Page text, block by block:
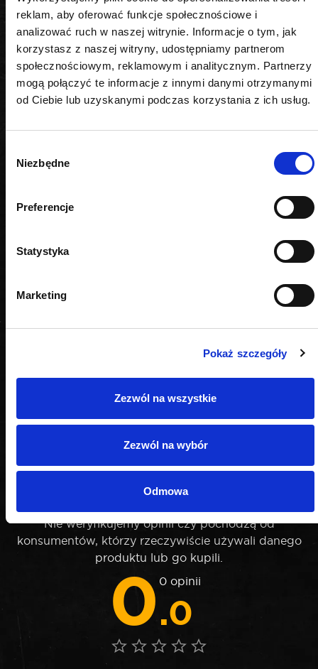
reklam, aby oferować funkcje społecznościowe i
analizować ruch w naszej witrynie. Informacje o tym, jak
korzystasz z naszej witryny, udostępniamy partnerom
społecznościowym, reklamowym i analitycznym. Partnerzy
mogą połączyć te informacje z innymi danymi otrzymanymi
od Ciebie lub uzyskanymi podczas korzystania z ich usług.
zgody
Niezbędne
Preferencje
Statystyka
Marketing
Pokaż szczegóły
Zezwól na wszystkie
Zezwól na wybór
Odmowa
PODOBNE PRODUKTY
OPINIE
Nie weryfikujemy opinii czy pochodzą od
konsumentów, którzy rzeczywiście używali danego
produktu lub go kupili.
0.0
0 opinii